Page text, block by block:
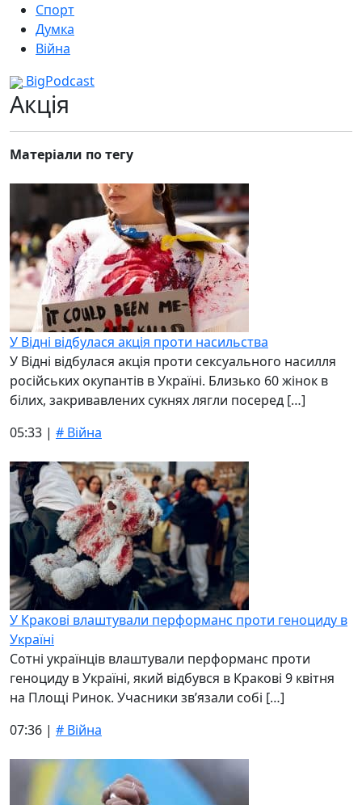
Спорт
Думка
Війна
BigPodcast
Акція
Матеріали по тегу
У Відні відбулася акція проти насильства
У Відні відбулася акція проти сексуального насилля
російських окупантів в Україні. Близько 60 жінок в
білих, закривавлених сукнях лягли посеред […]
05:33 | # Війна
У Кракові влаштували перформанс проти геноциду в
Україні
Сотні українців влаштували перформанс проти
геноциду в Україні, який відбувся в Кракові 9 квітня
на Площі Ринок. Учасники зв’язали собі […]
07:36 | # Війна